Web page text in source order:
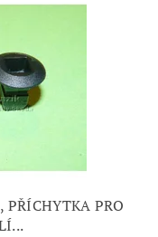
PRO